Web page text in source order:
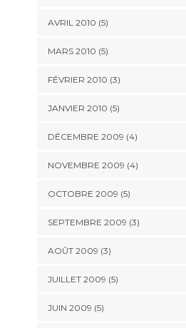
AVRIL 2010 (5)
MARS 2010 (5)
FÉVRIER 2010 (3)
JANVIER 2010 (5)
DÉCEMBRE 2009 (4)
NOVEMBRE 2009 (4)
OCTOBRE 2009 (5)
SEPTEMBRE 2009 (3)
AOÛT 2009 (3)
JUILLET 2009 (5)
JUIN 2009 (5)